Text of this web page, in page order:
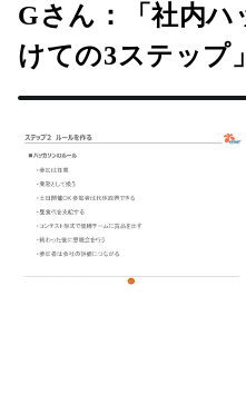
Gさん：「社内ハ
けての3ステップ」